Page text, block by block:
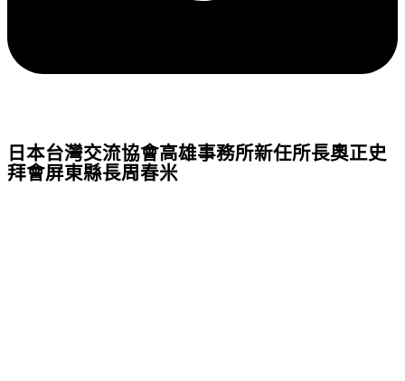
日本台灣交流協會高雄事務所新任所長奧正史
拜會屏東縣長周春米